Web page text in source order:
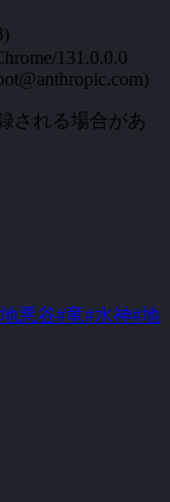
131.0.0.0
される場合があ
悪谷#竜#水神#地